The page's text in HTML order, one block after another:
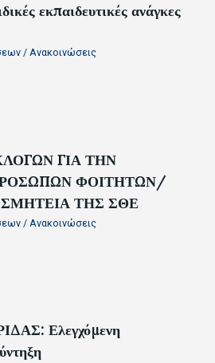
εκπαιδευτικές ανάγκες
/ Ανακοινώσεις
ΓΙΑ ΤΗΝ
ΦΟΙΤΗΤΩΝ/
ΤΗΣ ΣΘΕ
/ Ανακοινώσεις
Ελεγχόμενη